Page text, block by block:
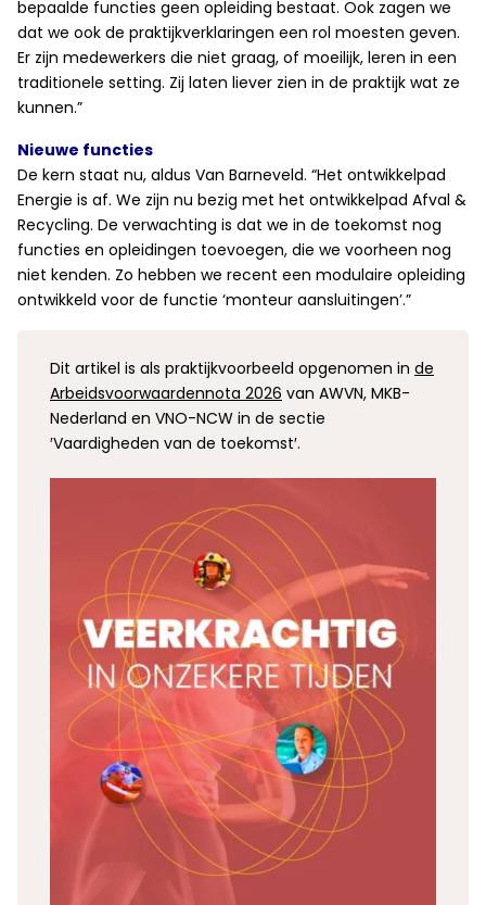
bepaalde functies geen opleiding bestaat. Ook zagen we
dat we ook de praktijkverklaringen een rol moesten geven.
Er zijn medewerkers die niet graag, of moeilijk, leren in een
traditionele setting. Zij laten liever zien in de praktijk wat ze
kunnen.”
Nieuwe functies
De kern staat nu, aldus Van Barneveld. “Het ontwikkelpad
Energie is af. We zijn nu bezig met het ontwikkelpad Afval &
Recycling. De verwachting is dat we in de toekomst nog
functies en opleidingen toevoegen, die we voorheen nog
niet kenden. Zo hebben we recent een modulaire opleiding
ontwikkeld voor de functie ‘monteur aansluitingen’.”
Dit artikel is als praktijkvoorbeeld opgenomen in de
Arbeidsvoorwaardennota 2026 van AWVN, MKB-
Nederland en VNO-NCW in de sectie
′Vaardigheden van de toekomst′.